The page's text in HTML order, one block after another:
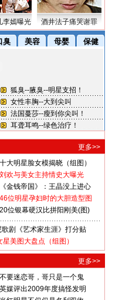
李嫣曝光 酒井法子痛哭谢罪
更多>>
十大明星脸女模揭晓（组图）
刘欢与美女主持情史大曝光
《金钱帝国》：王晶没上进心
46位明星孕妇时的大胆造型图
20位银幕硬汉比拼阳刚美(图)
歌剧《艺术家生涯》打分贴
美图大盘点（组图）
更多>>
不要迷恋哥，哥只是一个鬼
英媒评出2009年度搞怪发明